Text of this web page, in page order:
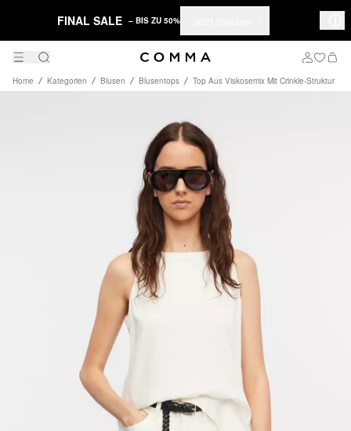
FINAL SALE – BIS ZU 50%
Home Kategorien Blusen Blusentops Top Aus Viskosemix Mit Crinkle-Struktur